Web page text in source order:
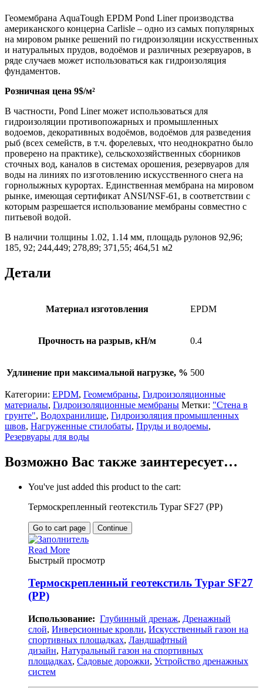
Геомембрана AquaTough EPDM Pond Liner производства
американского концерна Carlisle – одно из самых популярных
на мировом рынке решений по гидроизоляции искусственных
и натуральных прудов, водоёмов и различных резервуаров, в
ряде случаев может использоваться как гидроизоляция
фундаментов.
Розничная цена 9$/м²
В частности, Pond Liner может использоваться для
гидроизоляции противопожарных и промышленных
водоемов, декоративных водоёмов, водоёмов для разведения
рыб (всех семейств, в т.ч. форелевых, что неоднократно было
проверено на практике), сельскохозяйственных сборников
сточных вод, каналов в системах орошения, резервуаров для
воды на линиях по изготовлению искусственного снега на
горнолыжных курортах. Единственная мембрана на мировом
рынке, имеющая сертификат ANSI/NSF-61, в соответствии с
которым разрешается использование мембраны совместно с
питьевой водой.
В наличии толщины 1.02, 1.14 мм, площадь рулонов 92,96;
185, 92; 244,449; 278,89; 371,55; 464,51 м2
Детали
Материал изготовления EPDM
Прочность на разрыв, кН/м 0.4
Удлинение при максимальной нагрузке, % 500
Категории: EPDM, Геомембраны, Гидроизоляционные
материалы, Гидроизоляционные мембраны Метки: "Стена в
грунте", Водохранилище, Гидроизоляция промышленных
швов, Нагруженные стилобаты, Пруды и водоемы,
Резервуары для воды
Возможно Вас также заинтересует…
You've just added this product to the cart:
Термоскрепленный геотекстиль Typar SF27 (PP)
Go to cart page Continue
Read More
Быстрый просмотр
Термоскрепленный геотекстиль Typar SF27
(PP)
Использование: Глубинный дренаж, Дренажный
слой, Инверсионные кровли, Искусственный газон на
спортивных площадках, Ландшафтный
дизайн, Натуральный газон на спортивных
площадках, Садовые дорожки, Устройство дренажных
систем